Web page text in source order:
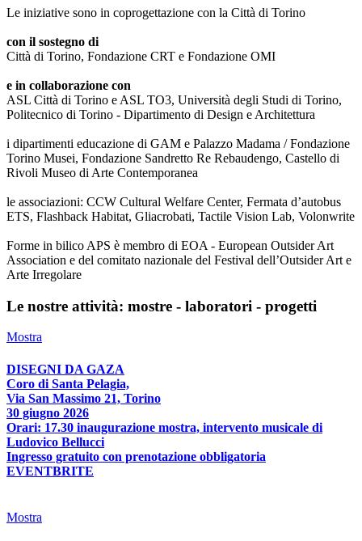
Le iniziative sono in coprogettazione con la Città di Torino
con il sostegno di
Città di Torino, Fondazione CRT e Fondazione OMI
e in collaborazione con
ASL Città di Torino e ASL TO3, Università degli Studi di Torino,
Politecnico di Torino - Dipartimento di Design e Architettura
i dipartimenti educazione di GAM e Palazzo Madama / Fondazione
Torino Musei, Fondazione Sandretto Re Rebaudengo, Castello di
Rivoli Museo di Arte Contemporanea
le associazioni: CCW Cultural Welfare Center, Fermata d’autobus
ETS, Flashback Habitat, Gliacrobati, Tactile Vision Lab, Volonwrite
Forme in bilico APS è membro di EOA - European Outsider Art
Association e del comitato nazionale del Festival dell’Outsider Art e
Arte Irregolare
Le nostre attività: mostre - laboratori - progetti
Mostra
DISEGNI DA GAZA
Coro di Santa Pelagia,
Via San Massimo 21, Torino
30 giugno 2026
Orari: 17.30 inaugurazione mostra, intervento musicale di
Ludovico Bellucci
Ingresso gratuito con prenotazione obbligatoria
EVENTBRITE
Mostra